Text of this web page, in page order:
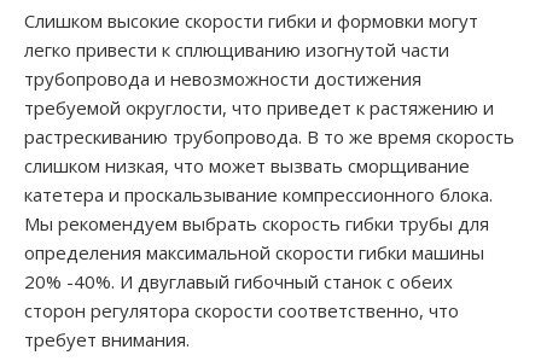
Слишком высокие скорости гибки и формовки могут
легко привести к сплющиванию изогнутой части
трубопровода и невозможности достижения
требуемой округлости, что приведет к растяжению и
растрескиванию трубопровода. В то же время скорость
слишком низкая, что может вызвать сморщивание
катетера и проскальзывание компрессионного блока.
Мы рекомендуем выбрать скорость гибки трубы для
определения максимальной скорости гибки машины
20% -40%. И двуглавый гибочный станок с обеих
сторон регулятора скорости соответственно, что
требует внимания.